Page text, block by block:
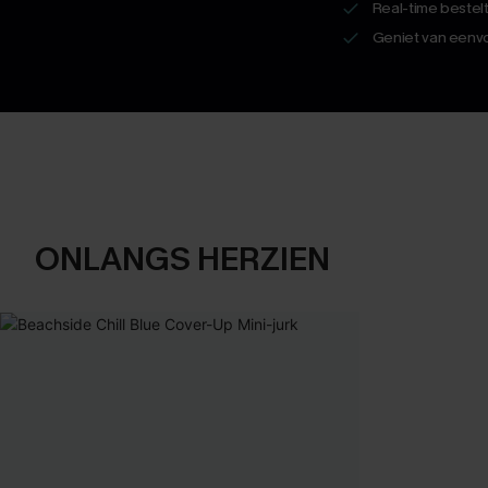
Real-time
Geniet van
ONLANGS HERZIEN